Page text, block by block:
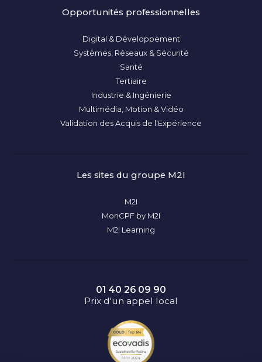
Opportunités professionnelles
Digital & Développement
Systèmes, Réseaux & Sécurité
Santé
Tertiaire
Industrie & Ingénierie
Multimédia, Motion & Vidéo
Validation des Acquis de l'Expérience
Les sites du groupe M2I
M2I
MonCPF by M2I
M2I Learning
01 40 26 09 90
Prix d'un appel local